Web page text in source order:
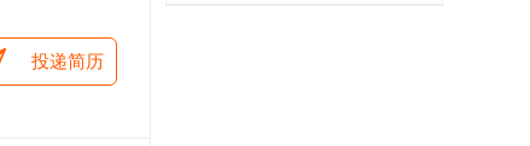
投递简历